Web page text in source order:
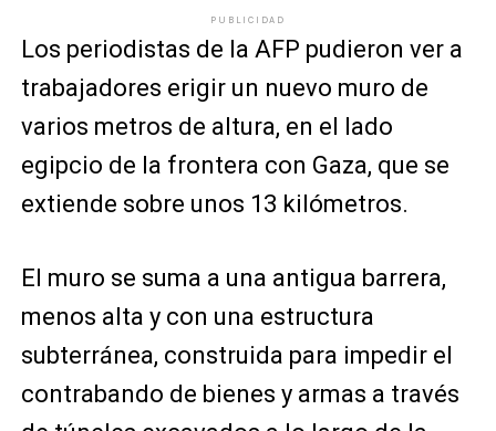
PUBLICIDAD
Los periodistas de la AFP pudieron ver a
trabajadores erigir un nuevo muro de
varios metros de altura, en el lado
egipcio de la frontera con Gaza, que se
extiende sobre unos 13 kilómetros.
El muro se suma a una antigua barrera,
menos alta y con una estructura
subterránea, construida para impedir el
contrabando de bienes y armas a través